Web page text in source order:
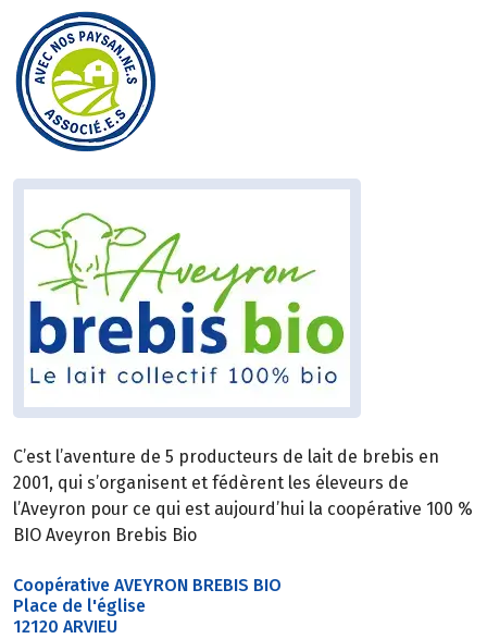
C’est l’aventure de 5 producteurs de lait de brebis en
2001, qui s’organisent et fédèrent les éleveurs de
l’Aveyron pour ce qui est aujourd’hui la coopérative 100 %
BIO Aveyron Brebis Bio
Coopérative AVEYRON BREBIS BIO
Place de l'église
12120 ARVIEU